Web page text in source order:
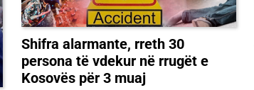
Shifra alarmante, rreth 30
persona të vdekur në rrugët e
Kosovës për 3 muaj